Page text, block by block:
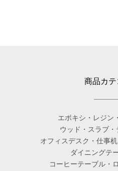
商品カ
エポキシ・レジン
ウッド・スラブ・
オフィスデスク・仕事
ダイニングテ
コーヒーテーブル・